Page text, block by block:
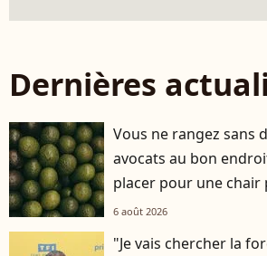
Dernières
Vous ne rangez sans
avocats au bon
placer pour une chair
6 août 2026
"Je vais chercher la